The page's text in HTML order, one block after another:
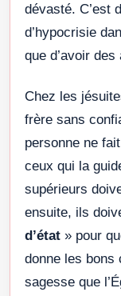
dévasté. C’est
d’hypocrisie
que d’avoir
Chez les
frère sans
personne ne
ceux qui la
supérieurs
ensuite, ils
d’état » pour
donne les bons
sagesse que